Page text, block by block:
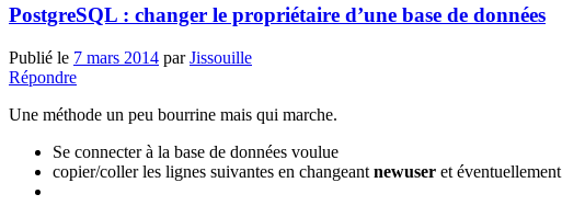
PostgreSQL : changer le propriétaire d’une base de données
Publié le 7 mars 2014 parJissouille
Répondre
Une méthode un peu bourrine mais qui marche.
Se connecter à la base de données voulue
copier/coller les lignes suivantes en changeant newuser et éventuellement